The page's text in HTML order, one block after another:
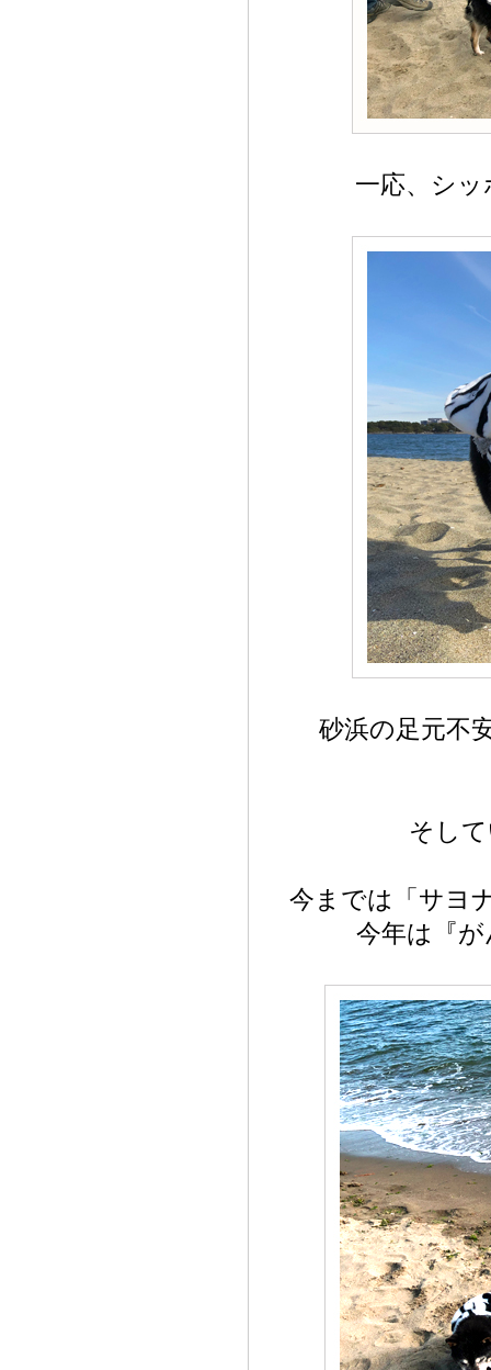
一応、シ
砂浜の足元不
そし
今までは「サヨ
今年は『